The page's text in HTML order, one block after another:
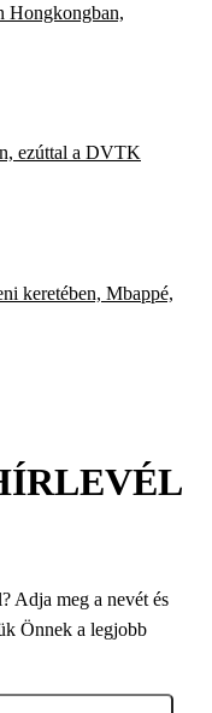
Hongkongban,
ezúttal a DVTK
keretében, Mbappé,
Adja meg a nevét és
Önnek a legjobb